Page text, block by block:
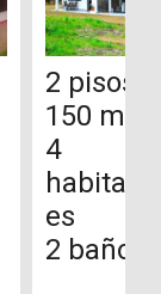
2 pisos
150 mt2
4
es
2 baños